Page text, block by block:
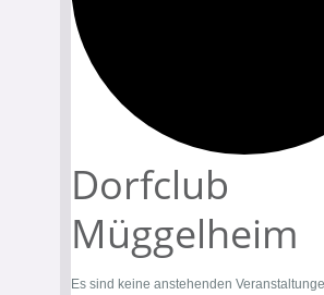
Dorfclub
Müggelheim
Es sind keine anstehenden